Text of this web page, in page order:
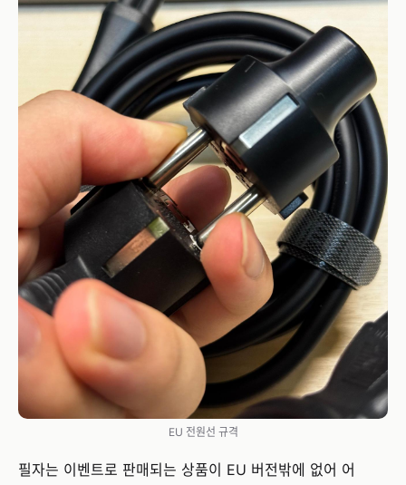
EU 전원선 규격
필자는 이벤트로 판매되는 상품이 EU 버전밖에 없어 어